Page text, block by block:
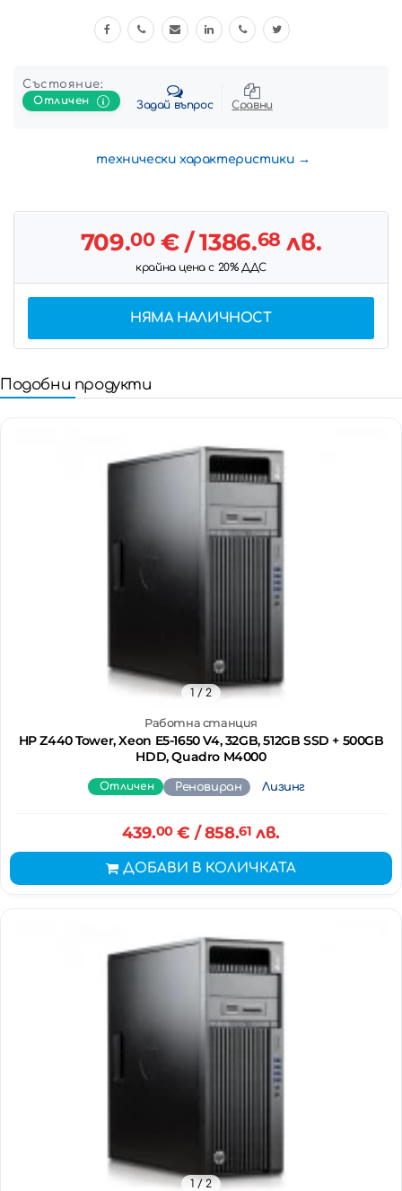
Състояние:
Отличен
Задай въпрос Сравни
технически характеристики
709.00€/ 1386.68 лв.
крайна цена с 20% ДДС
НЯМА НАЛИЧНОСТ
Подобни продукти
Работна станция
HP Z440 Tower, Xeon E5-1650 V4, 32GB, 512GB SSD + 500GB
HDD, Quadro M4000
1 / 2
Отличен Реновиран Лизинг
439.00€ / 858.61 лв.
ДОБАВИ В КОЛИЧКАТА
1 / 2